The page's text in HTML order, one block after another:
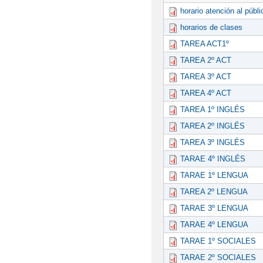
horario atención al
horarios de clases
TAREA ACT1º
TAREA 2º ACT
TAREA 3º ACT
TAREA 4º ACT
TAREA 1º INGLÉS
TAREA 2º INGLÉS
TAREA 3º INGLÉS
TARAE 4º INGLÉS
TARAE 1º LENGUA
TAREA 2º LENGUA
TARAE 3º LENGUA
TARAE 4º LENGUA
TARAE 1º SOCIALES
TARAE 2º SOCIALES